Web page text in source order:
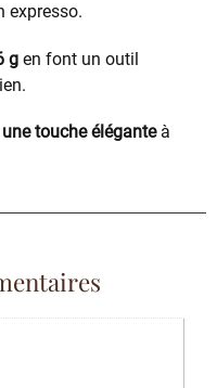
expresso.
g en font un outil
touche éléganteà